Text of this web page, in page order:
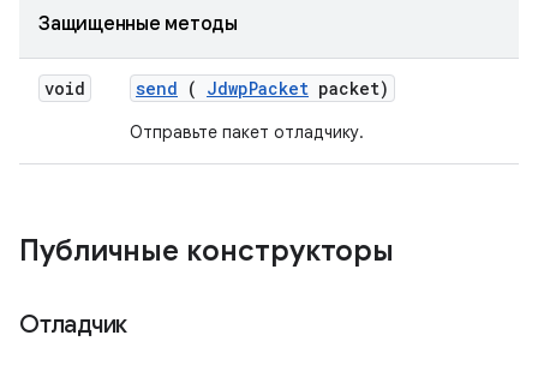
Защищенные методы
void send ( JdwpPacket packet)
Отправьте пакет отладчику.
Публичные конструкторы
Отладчик